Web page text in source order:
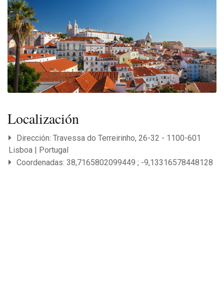
Localización
Dirección: Travessa do Terreirinho, 26-32 - 1100-601
Lisboa | Portugal
Coordenadas: 38,7165802099449 ; -9,13316578448128